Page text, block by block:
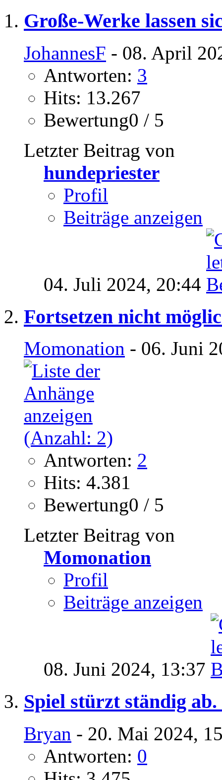
Große-Werke lassen
JohannesF - 08. April
Antworten: 3
Hits: 13.267
Bewertung0 / 5
Letzter Beitrag von
hundepriester
Profil
Beiträge anzeigen
04. Juli 2024, 20:44
Fortsetzen nicht
Momonation - 06. Juni
Antworten: 2
Hits: 4.381
Bewertung0 / 5
Letzter Beitrag von
Momonation
Profil
Beiträge anzeigen
08. Juni 2024, 13:37
Spiel stürzt ständig ab.
Bryan - 20. Mai 2024,
Antworten: 0